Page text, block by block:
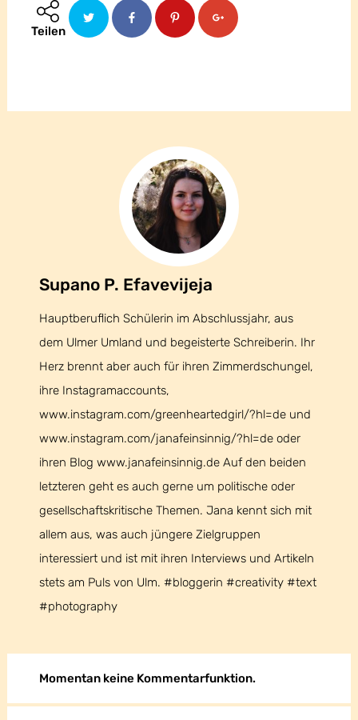
Teilen
Supano P. Efavevijeja
Supano P. Efavevijeja
Hauptberuflich Schülerin im Abschlussjahr, aus
dem Ulmer Umland und begeisterte Schreiberin. Ihr
Herz brennt aber auch für ihren Zimmerdschungel,
ihre Instagramaccounts,
www.instagram.com/greenheartedgirl/?hl=de und
www.instagram.com/janafeinsinnig/?hl=de oder
ihren Blog www.janafeinsinnig.de Auf den beiden
letzteren geht es auch gerne um politische oder
gesellschaftskritische Themen. Jana kennt sich mit
allem aus, was auch jüngere Zielgruppen
interessiert und ist mit ihren Interviews und Artikeln
stets am Puls von Ulm. #bloggerin #creativity #text
#photography
Momentan keine Kommentarfunktion.